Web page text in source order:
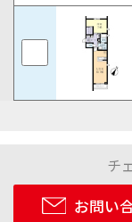
チ
お問い